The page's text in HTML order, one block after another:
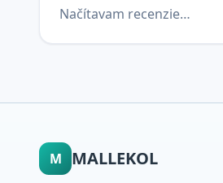
Načítavam recenzie…
M MALLEKOL